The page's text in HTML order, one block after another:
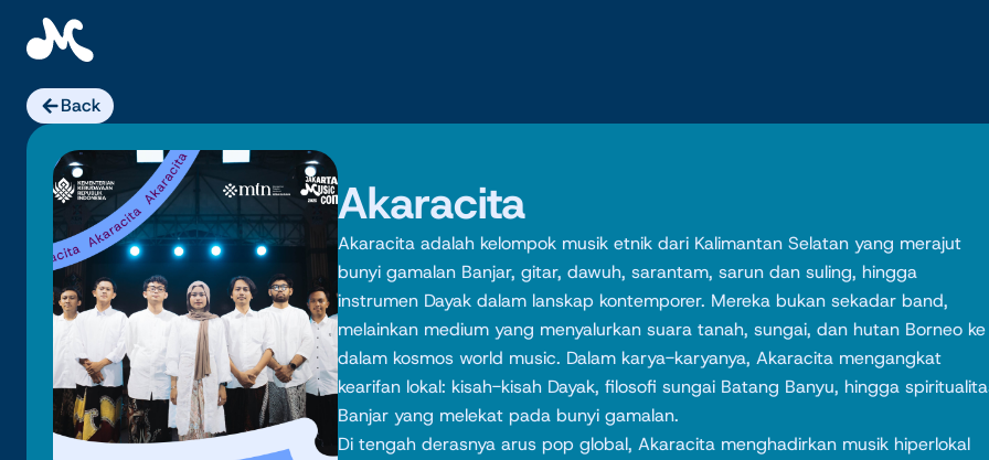
Back
Akaracita
Akaracita adalah kelompok musik etnik dari Kalimantan Selatan yang merajut
bunyi gamalan Banjar, gitar, dawuh, sarantam, sarun dan suling, hingga
instrumen Dayak dalam lanskap kontemporer. Mereka bukan sekadar band,
melainkan medium yang menyalurkan suara tanah, sungai, dan hutan Borneo ke
dalam kosmos world music. Dalam karya-karyanya, Akaracita mengangkat
kearifan lokal: kisah-kisah Dayak, filosofi sungai Batang Banyu, hingga
Banjar yang melekat pada bunyi gamalan.
Di tengah derasnya arus pop global, Akaracita menghadirkan musik hiperlokal